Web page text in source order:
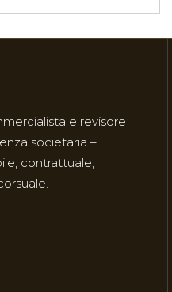
e revisore
societaria –
contrattuale,